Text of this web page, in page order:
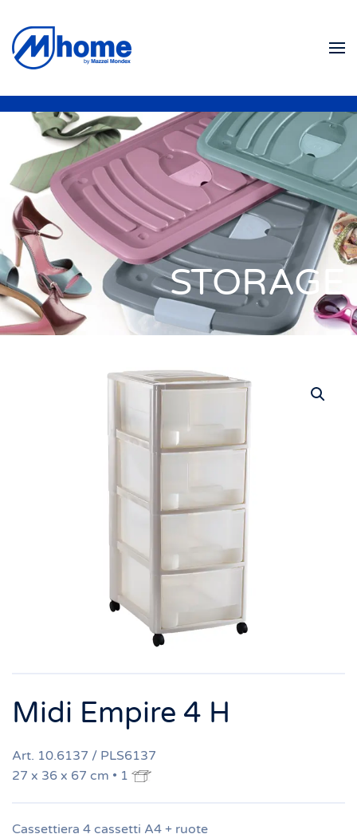
Ir al contenido principal
STORAGE
Midi Empire 4 H
Art. 10.6137 / PLS6137
27 x 36 x 67 cm • 1
Cassettiera 4 cassetti A4 + ruote